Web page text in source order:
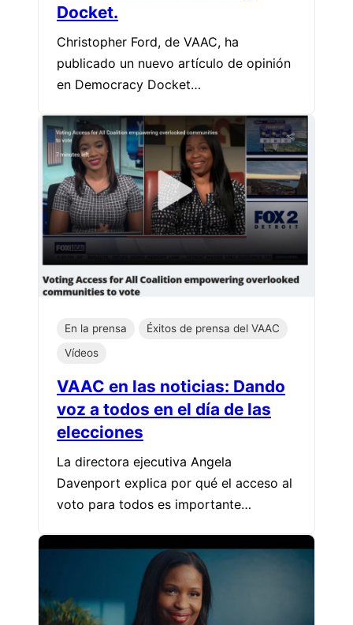
Docket.
Christopher Ford, de VAAC, ha
publicado un nuevo artículo de opinión
en Democracy Docket…
En la prensa
Éxitos de prensa del VAAC
Vídeos
VAAC en las noticias: Dando
voz a todos en el día de las
elecciones
La directora ejecutiva Angela
Davenport explica por qué el acceso al
voto para todos es importante…